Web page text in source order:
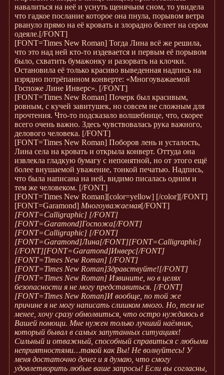
навалиться на неё и уснуть щенячьим сном, то увидела
что гадкое послание которое она пнула, порывом ветра
рвануло прямо на её кровать и злорадно белеет на сером
одеяле.[/FONT]
[FONT=Times New Roman] Тогда Лина всё же решила,
что это над ней кто-то издевается и первым её порывом
было, схватить бумажонку и разорвать на клочки.
Остановила её только красиво выведенная надпись на
изрядно потрёпанном конверте: «Многоуважаемой
Госпоже Лине Инверс». [/FONT]
[FONT=Times New Roman] Почерк был красивым,
ровным, с кучей завитушек, но совсем не сложным для
прочтения. Что-то подсказало волшебнице, что, скорее
всего очень важно. Здесь чувствовалась рука важного,
делового человека. [/FONT]
[FONT=Times New Roman] Поборов лень и усталость,
Лина села на кровать и открыла конверт. Оттуда она
извлекла гладкую бумагу с непонятной, но от этого ещё
более внушаемой уважение, тонкой печатью. Надпись,
что была написана на ней, видимо писалась одним и
тем же человеком. [/FONT]
[FONT=Times New Roman][color=yellow] [/color][/FONT]
[FONT=Garamond] Многоуважаемая[/FONT]
[FONT=Calligraphic] [/FONT]
[FONT=Garamond]Госпожа[/FONT]
[FONT=Calligraphic] [/FONT]
[FONT=Garamond]Лина[/FONT][FONT=Calligraphic]
[/FONT][FONT=Garamond]Инверс[/FONT]
[FONT=Times New Roman] [/FONT]
[FONT=Times New Roman]Здравствуйте![/FONT]
[FONT=Times New Roman] Извините, но в целях
безопасности я не могу представиться. [/FONT]
[FONT=Times New Roman]И вообще, по той же
причине я не могу написать слишком много. Но, тем не
менее, хочу сразу обмолвиться, что остро нуждаюсь в
Вашей помощи. Мне нужен только лучший наёмник,
который бывал в самых запутанных ситуациях!
Сильный и отважный, способный справиться с любыми
неприятностями…такой как Вы! Не волнуйтесь! У
меня достаточно денег и я думаю, что смогу
удовлетворить любые ваше запросы! Если вы согласны,